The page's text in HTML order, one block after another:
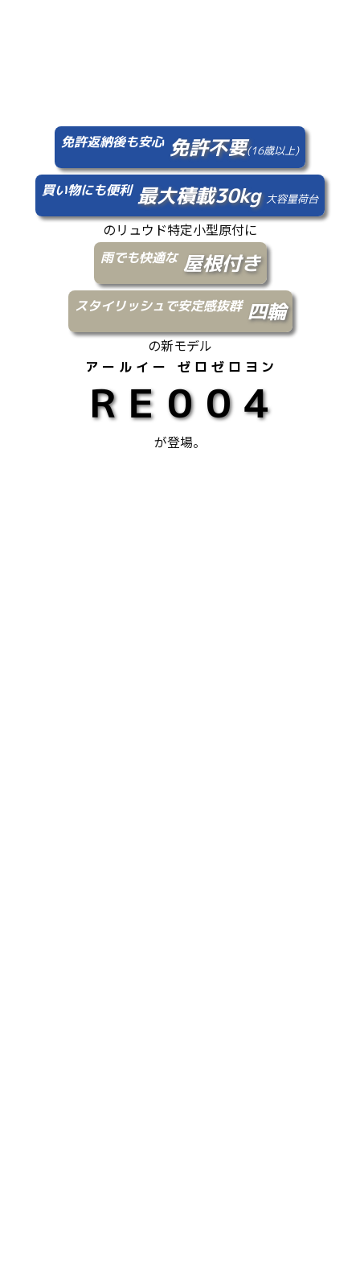
免許返納後も安心免許不要(16歳以上)
買い物にも便利最大積載30kg 大容量荷台
のリュウド特定小型原付に
雨でも快適な屋根付き
スタイリッシュで安定感抜群四輪
の新モデル
ＲＥ００４
アールイー ゼロゼロヨン
が登場。